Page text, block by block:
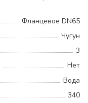
Фланцевое DN65
Чугун
3
Нет
Вода
340